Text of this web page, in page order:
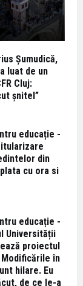
Șumudică,
luat de un
Cluj:
șnitel”
educație -
din
cu ora si
educație -
Universității
proiectul
în
hilare. Eu
de ce le-a